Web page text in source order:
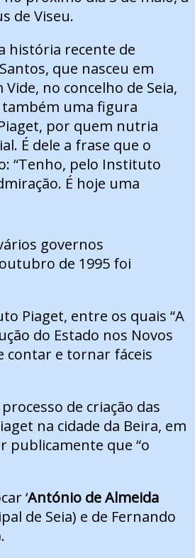
de Viseu.
história recente de
que nasceu em
no concelho de Seia,
uma figura
por quem nutria
É dele a frase que o
“Tenho, pelo Instituto
É hoje uma
governos
de 1995 foi
Piaget, entre os quais “A
do Estado nos Novos
contar e tornar fáceis
de criação das
na cidade da Beira, em
publicamente que “o
‘António de Almeida
de Seia) e de Fernando